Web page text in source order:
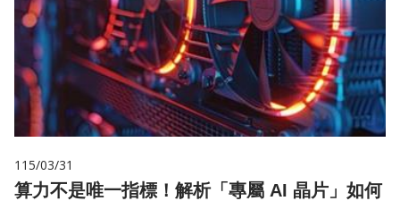
115/03/31
算力不是唯一指標！解析「專屬 AI 晶片」如何